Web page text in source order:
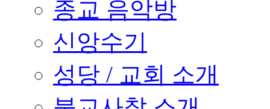
종교 음악방
신앙수기
성당 / 교회 소개